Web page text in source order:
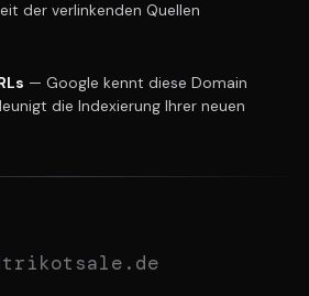
der verlinkenden Quellen
— Google kennt diese Domain
die Indexierung Ihrer neuen